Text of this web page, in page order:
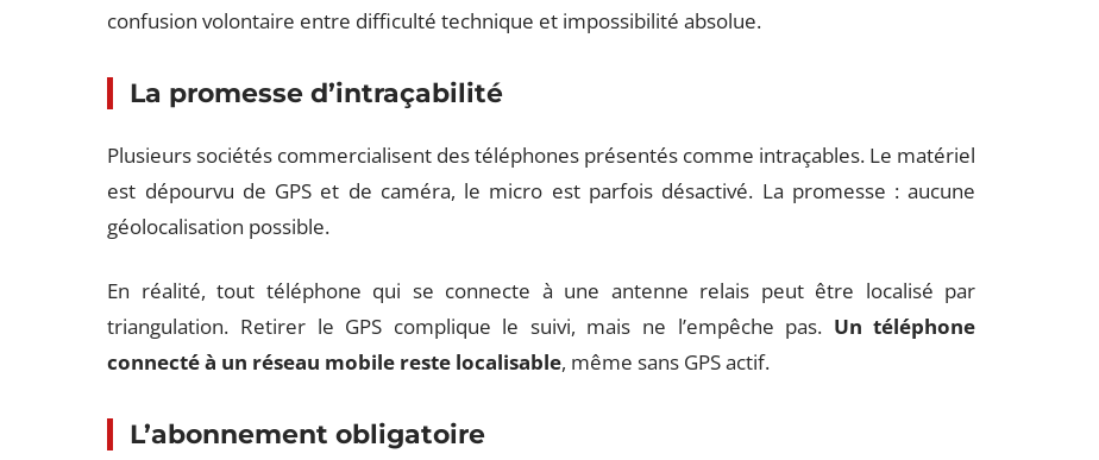
confusion volontaire entre difficulté technique et impossibilité absolue.
La promesse d’intraçabilité
Plusieurs sociétés commercialisent des téléphones présentés comme intraçables. Le matériel
est dépourvu de GPS et de caméra, le micro est parfois désactivé. La promesse : aucune
géolocalisation possible.
En réalité, tout téléphone qui se connecte à une antenne relais peut être localisé par
triangulation. Retirer le GPS complique le suivi, mais ne l’empêche pas. Un téléphone
connecté à un réseau mobile reste localisable, même sans GPS actif.
L’abonnement obligatoire